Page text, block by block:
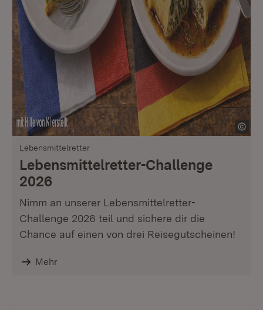
Lebensmittelretter
Lebensmittelretter-Challenge
2026
Nimm an unserer Lebensmittelretter-
Challenge 2026 teil und sichere dir die
Chance auf einen von drei Reisegutscheinen!
Mehr